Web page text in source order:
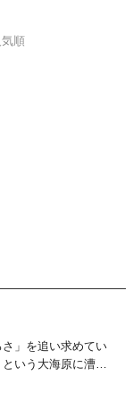
気順
」を追い求めてい
いう大海原に漕ぎ
間を発掘する！